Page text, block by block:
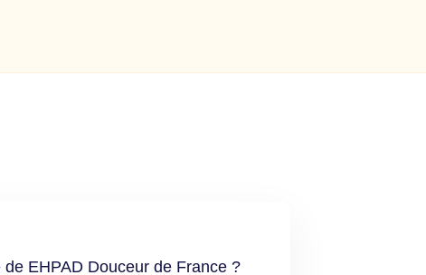
EHPAD Douceur de France ?